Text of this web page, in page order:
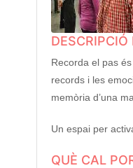
DESCRIPCIÓ
Recorda el pas
records i les
memòria d’una
Un espai per
QUÈ CAL